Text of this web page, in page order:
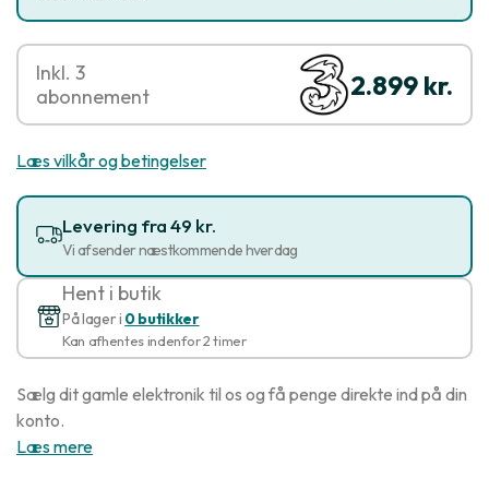
2.899 kr.
Inkl. 3
abonnement
Læs vilkår og betingelser
Levering fra 49 kr.
Vi afsender næstkommende hverdag
Hent i butik
På lager i 0 butikker
Kan afhentes indenfor 2 timer
Sælg dit gamle elektronik til os og få penge direkte ind på din
konto.
Læs mere